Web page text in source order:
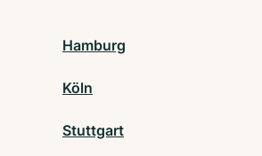
Hamburg
Köln
Stuttgart